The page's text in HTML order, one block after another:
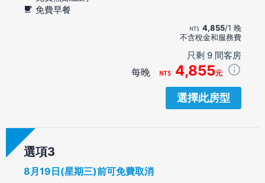
免費早餐
4,855/1 晚
不含稅金和服務費
只剩 9 間客房
每晚 4,855元
選擇此房型
選項
8月19日(星期三)前可免費取消